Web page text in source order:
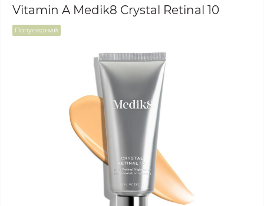
Vitamin A Medik8 Crystal Retinal 10
Популярний